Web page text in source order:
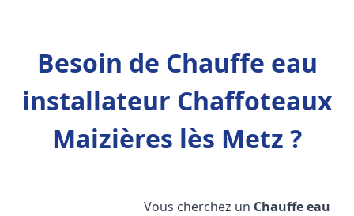
Besoin de Chauffe eau
installateur Chaffoteaux
Maizières lès Metz ?
Vous cherchez un Chauffe eau